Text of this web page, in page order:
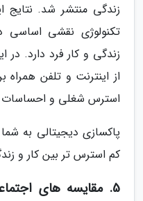
زندگی منتشر شد. نتایج
تکنولوژی نقشی اساسی
زندگی و کار فرد دارد.
از اینترنت و تلفن
استرس شغلی و احساسات
پاکسازی دیجیتالی به
کم استرس تر بین کار و
5. مقایسه های